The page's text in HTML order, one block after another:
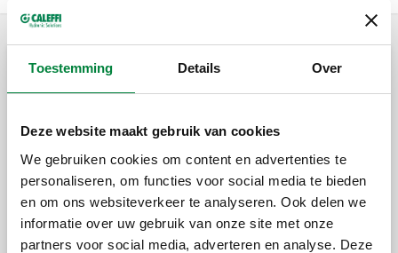
Toestemming Details Over
Deze website maakt gebruik van cookies
We gebruiken cookies om content en advertenties te
personaliseren, om functies voor social media te bieden
en om ons websiteverkeer te analyseren. Ook delen we
informatie over uw gebruik van onze site met onze
partners voor social media, adverteren en analyse. Deze
Gecombineerde lucht- en vuilafscheiders in staal
DISCALDIRT®, Lucht- en vuilafscheider
DISCALDIRT®, Lucht- en vuilafscheider.
Met laseinden.